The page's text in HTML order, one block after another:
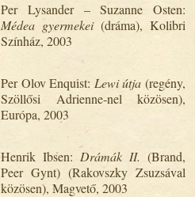
Per Lysander – Suzanne Osten:
Médea gyermekei(dráma), Kolibri
Színház, 2003
Per Olov Enquist: Lewi útja (regény,
Szöllősi Adrienne-nel közösen),
Európa, 2003
Henrik Ibsen: Drámák II. (Brand,
Peer Gynt) (Rakovszky Zsuzsával
közösen), Magvető, 2003